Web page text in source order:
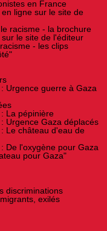
en France
ligne sur le site de
racisme - la brochure
le site de l'éditeur
- les clips
Urgence guerre à Gaza
La pépinière
Urgence Gaza déplacés
Le château d'eau de
De l'oxygène pour Gaza
pour Gaza"
discriminations
exilés